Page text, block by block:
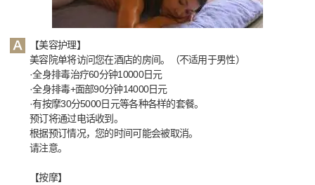
【美容护理】
美容院单将访问您在酒店的房间。（不适用于男性）
·全身排毒治疗60分钟10000日元
·全身排毒+面部90分钟14000日元
·有按摩30分5000日元等各种各样的套餐。
预订将通过电话收到。
根据预订情况，您的时间可能会被取消。
请注意。
【按摩】